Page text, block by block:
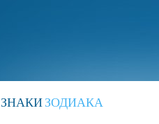
ЗНАКИ ЗОДИАКА